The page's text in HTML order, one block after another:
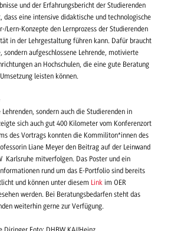
und der Erfahrungsbericht der Studierenden
dass eine intensive didaktische und technologische
Lern-Konzepte den Lernprozess der Studierenden
in der Lehrgestaltung führen kann. Dafür braucht
sondern aufgeschlossene Lehrende, motivierte
an Hochschulen, die eine gute Beratung
leisten können.
sondern auch die Studierenden in
sich auch gut 400 Kilometer vom Konferenzort
des Vortrags konnten die Kommiliton*innen des
Liane Meyer den Beitrag auf der Leinwand
Karlsruhe mitverfolgen. Das Poster und ein
rund um das E-Portfolio sind bereits
und können unter diesem Link im OER
werden. Bei Beratungsbedarfen steht das
weiterhin gerne zur Verfügung.